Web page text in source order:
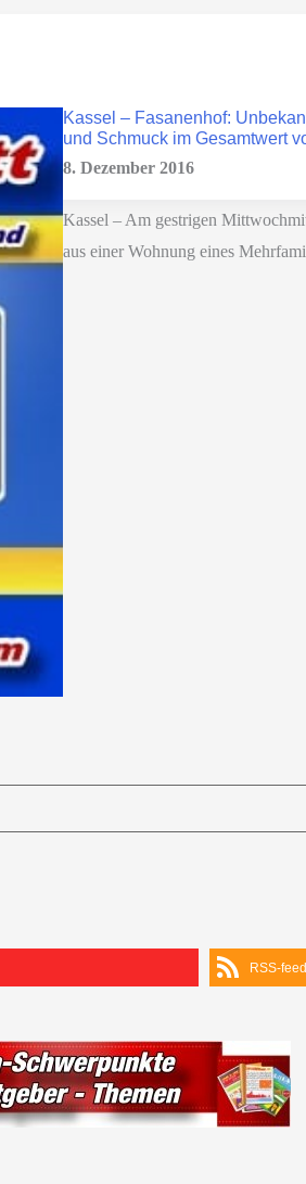
Kassel – Fasanenhof:
und Schmuck im Gesamtwert
8. Dezember 2016
Kassel – Am gestrigen
aus einer Wohnung eines
RSS-feed